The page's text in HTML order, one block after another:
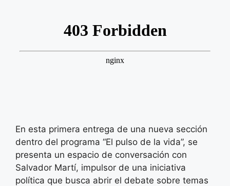
En esta primera entrega de una nueva sección
dentro del programa “El pulso de la vida”, se
presenta un espacio de conversación con
Salvador Martí, impulsor de una iniciativa
política que busca abrir el debate sobre temas